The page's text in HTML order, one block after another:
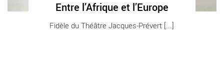
Entre l’Afrique et l’Europe
Fidèle du Théâtre Jacques-Prévert [...]